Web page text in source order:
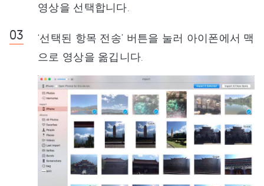
영상을 선택합니다.
‘선택된 항목 전송’ 버튼을 눌러 아이폰에서 맥
으로 영상을 옮깁니다.